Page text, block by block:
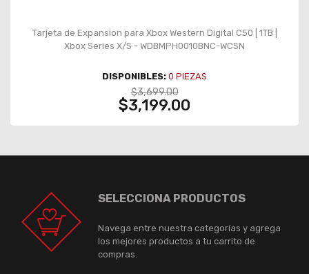
Tarjeta de Expansion para Xbox Western Digital C50 | 1TB |
Xbox Series X/S - WDBMPH0010BNC-WCSN
DISPONIBLES: 0 PIEZAS
$3,699.00
$3,199.00
SELECCIONA PRODUCTOS
Navega entre nuestra categorías y agrega
los mejores productos a tu carrito de
compras.